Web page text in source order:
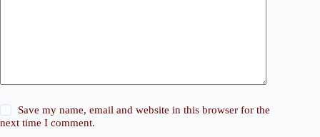
Save my name, email and website in this browser for the
next time I comment.